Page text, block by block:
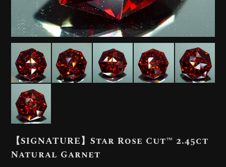
【SIGNATURE】Star Rose Cut™️ 2.45ct
Natural Garnet